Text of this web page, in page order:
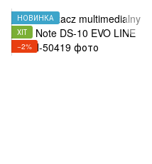
НОВИНКА
ХІТ
−2%